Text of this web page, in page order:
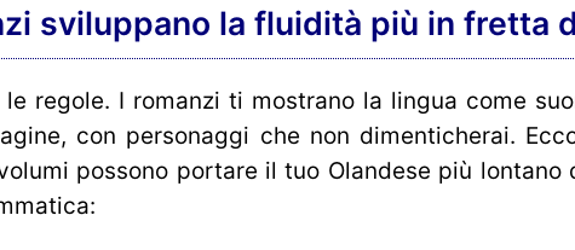
sviluppano la fluidità più in fretta
regole. I romanzi ti mostrano la lingua come
con personaggi che non dimenticherai.
possono portare il tuo Olandese più lontano